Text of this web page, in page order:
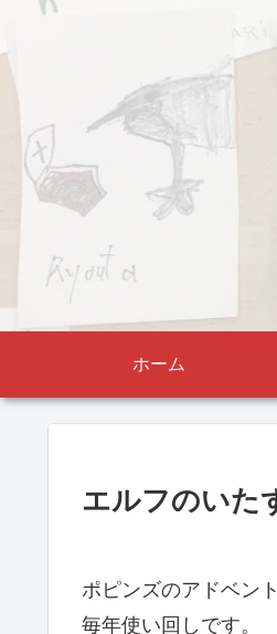
ホーム
エルフのいた
ポピンズのアドベン
毎年使い回しです。